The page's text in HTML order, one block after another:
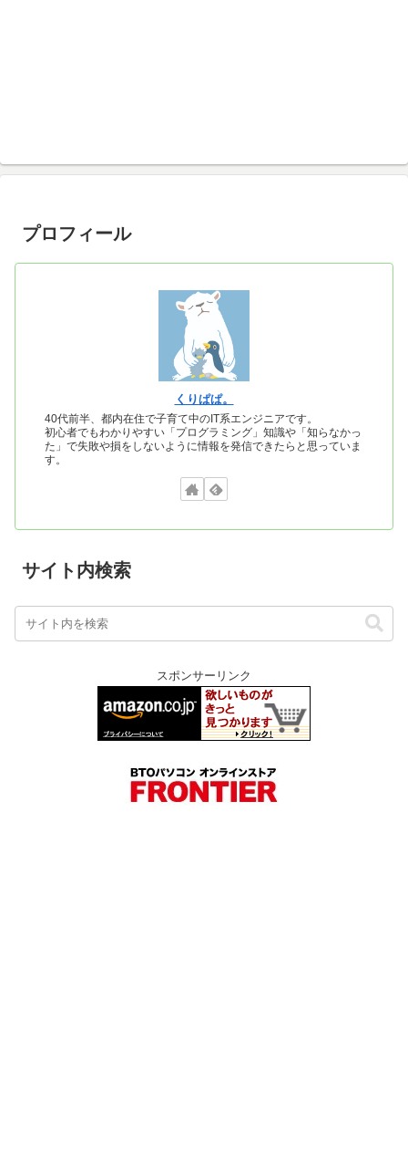
プロフィール
くりぱぱ。
40代前半、都内在住で子育て中のIT系エンジニアです。
初心者でもわかりやすい「プログラミング」知識や「知らなかっ
た」で失敗や損をしないように情報を発信できたらと思っていま
す。
サイト内検索
スポンサーリンク